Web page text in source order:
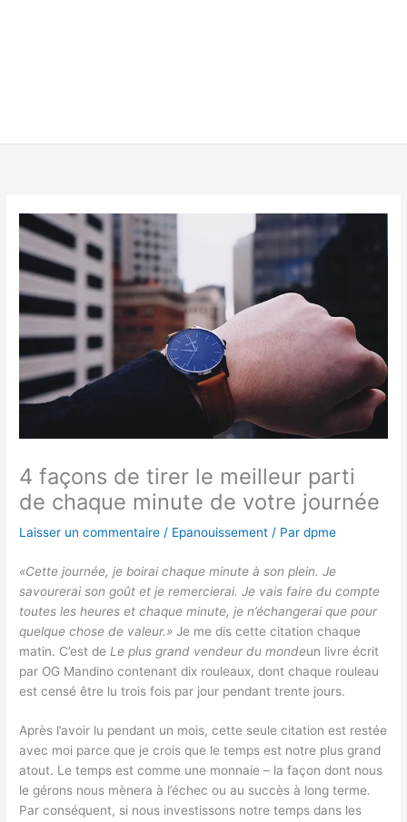
4 façons de tirer le meilleur parti
de chaque minute de votre journée
Laisser un commentaire / Epanouissement / Pardpme
«Cette journée, je boirai chaque minute à son plein. Je
savourerai son goût et je remercierai. Je vais faire du compte
toutes les heures et chaque minute, je n’échangerai que pour
quelque chose de valeur.» Je me dis cette citation chaque
matin. C’est de Le plus grand vendeur du mondeun livre écrit
par OG Mandino contenant dix rouleaux, dont chaque rouleau
est censé être lu trois fois par jour pendant trente jours.
Après l’avoir lu pendant un mois, cette seule citation est restée
avec moi parce que je crois que le temps est notre plus grand
atout. Le temps est comme une monnaie – la façon dont nous
le gérons nous mènera à l’échec ou au succès à long terme.
Par conséquent, si nous investissons notre temps dans les